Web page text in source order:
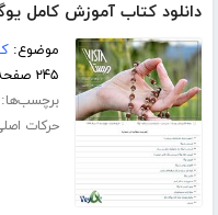
دانلود کتاب آموزش کامل
موضوع:
۲۴۵ صفحه
حرکات